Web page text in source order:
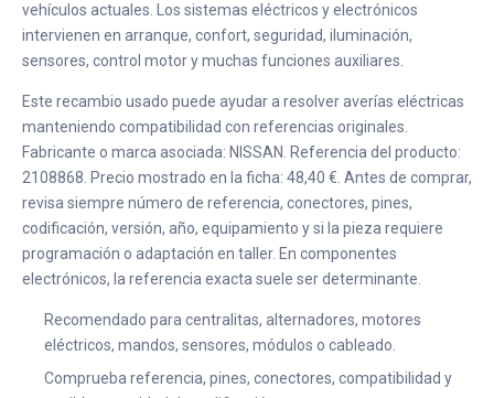
vehículos actuales. Los sistemas eléctricos y electrónicos
intervienen en arranque, confort, seguridad, iluminación,
sensores, control motor y muchas funciones auxiliares.
Este recambio usado puede ayudar a resolver averías eléctricas
manteniendo compatibilidad con referencias originales.
Fabricante o marca asociada: NISSAN. Referencia del producto:
2108868. Precio mostrado en la ficha: 48,40 €. Antes de comprar,
revisa siempre número de referencia, conectores, pines,
codificación, versión, año, equipamiento y si la pieza requiere
programación o adaptación en taller. En componentes
electrónicos, la referencia exacta suele ser determinante.
Recomendado para centralitas, alternadores, motores
eléctricos, mandos, sensores, módulos o cableado.
Comprueba referencia, pines, conectores, compatibilidad y